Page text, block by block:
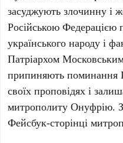
засуджують злочинну і
Російською Федерацією
українського народу і
Патріархом
припиняють поминання
своїх проповідях і
митрополиту Онуфрію.
Фейсбук-сторінці